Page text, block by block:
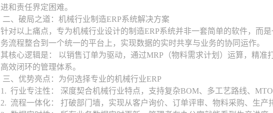
进和责任界定困难。
二、破局之道：机械行业制造ERP系统解决方案
针对以上痛点，专为机械行业设计的制造ERP系统并非一套简单的软件，而
务流程整合到一个统一的平台上，实现数据的实时共享与业务的协同运作。
其核心逻辑是： 以销售订单为驱动，通过MRP（物料需求计划）运算，精
高效闭环的管理体系。
三、优势亮点：为何选择专业的机械行业ERP
1. 行业专注性： 深度契合机械行业特点，支持复杂BOM、多工艺路线、
2. 流程一体化： 打破部门墙，实现从客户询价、订单评审、物料采购、生产